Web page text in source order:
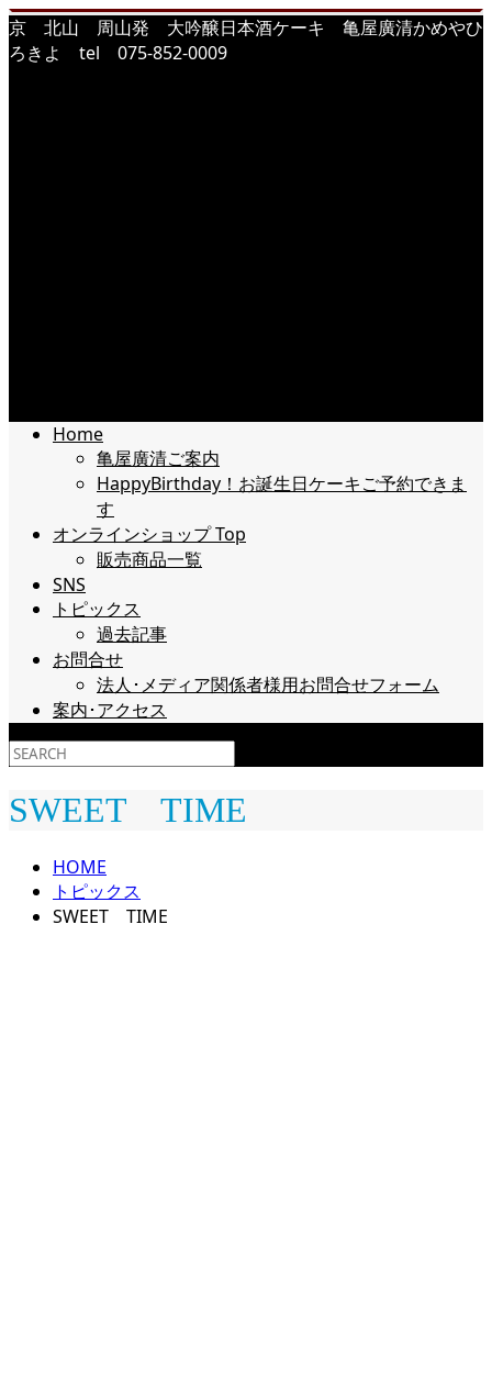
京 北山 周山発 大吟醸日本酒ケーキ 亀屋廣清かめやひ
ろきよ tel 075-852-0009
Home
亀屋廣清ご案内
HappyBirthday！お誕生日ケーキご予約できま
す
オンラインショップ Top
販売商品一覧
SNS
トピックス
過去記事
お問合せ
法人･メディア関係者様用お問合せフォーム
案内･アクセス
SWEET TIME
HOME
トピックス
SWEET TIME